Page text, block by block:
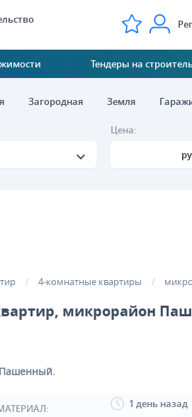
Тендеры на
Загородная Земля
Цена:
4-комнатные квартиры
микрорайон
1 день назад